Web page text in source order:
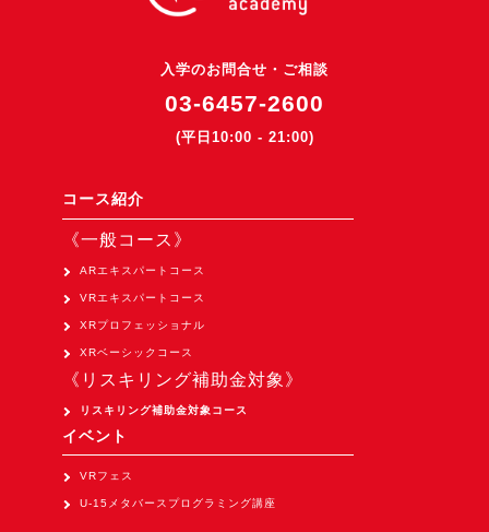
超体験★販促システム『XR Showcase Hub』2025年4月発売
バーチャルイベントプラットフォーム『MetaLiveStage』2025年
3D空間キャプチャーアプリ『Qoocan』
製造現場を革新する！『XR Worksupport Hub』開発中
>XR Museum『Artlogue』開発中
《企業研修》
Unity研修
HoloLens 2 アプリ開発研修
《研究会》
XRビジネスフォーラム
入学のお問合せ・ご相談
03-6457-2600
(平日10:00 - 21:00)
コース紹介
《一般コース》
ARエキスパートコース
VRエキスパートコース
XRプロフェッショナル
XRベーシックコース
《リスキリング補助金対象》
リスキリング補助金対象コース
イベント
VRフェス
U-15メタバースプログラミング講座